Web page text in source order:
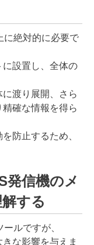
に絶対的に必要で
設置し、全体の
渡り展開、さら
確な情報を得ら
防止するため、
発信機のメ
する
ルですが、
な影響を与えま